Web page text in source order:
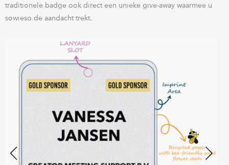
traditionele badge ook direct een unieke give-away waarmee u
sowieso de aandacht trekt.